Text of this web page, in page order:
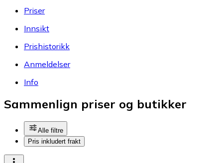
Priser
Innsikt
Prishistorikk
Anmeldelser
Info
Sammenlign priser og butikker
Alle filtre
Pris inkludert frakt